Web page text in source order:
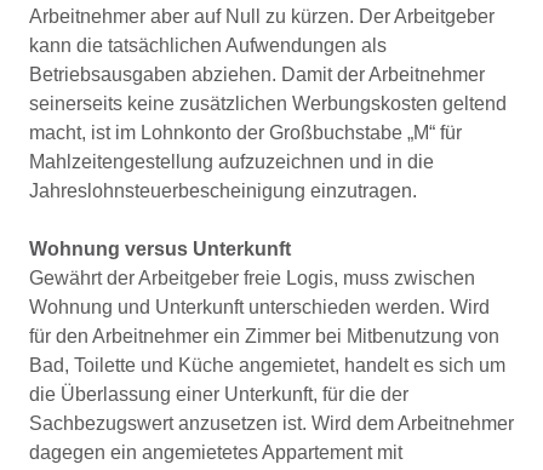
Arbeitnehmer aber auf Null zu kürzen. Der Arbeitgeber
kann die tatsächlichen Aufwendungen als
Betriebsausgaben abziehen. Damit der Arbeitnehmer
seinerseits keine zusätzlichen Werbungskosten geltend
macht, ist im Lohnkonto der Großbuchstabe „M“ für
Mahlzeitengestellung aufzuzeichnen und in die
Jahreslohnsteuerbescheinigung einzutragen.
Wohnung versus Unterkunft
Gewährt der Arbeitgeber freie Logis, muss zwischen
Wohnung und Unterkunft unterschieden werden. Wird
für den Arbeitnehmer ein Zimmer bei Mitbenutzung von
Bad, Toilette und Küche angemietet, handelt es sich um
die Überlassung einer Unterkunft, für die der
Sachbezugswert anzusetzen ist. Wird dem Arbeitnehmer
dagegen ein angemietetes Appartement mit